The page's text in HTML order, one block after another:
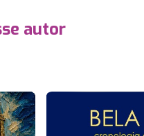
autor